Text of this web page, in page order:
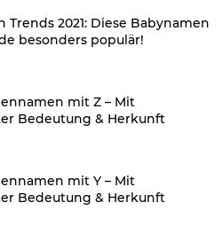
Trends 2021: Diese Babynamen
besonders populär!
mit Z – Mit
Bedeutung & Herkunft
mit Y – Mit
Bedeutung & Herkunft